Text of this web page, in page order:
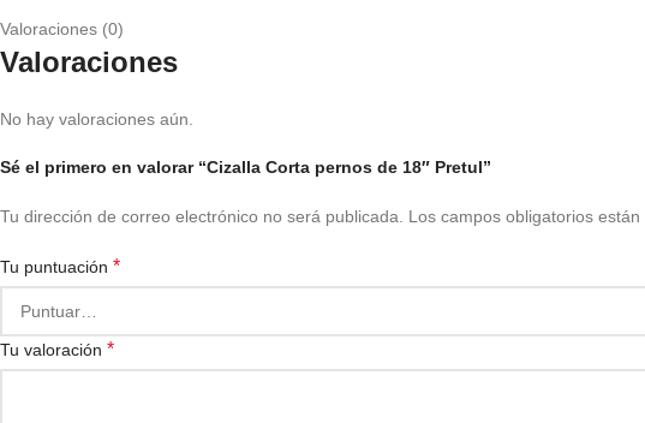
Valoraciones (0)
Valoraciones
No hay valoraciones aún.
Sé el primero en valorar “Cizalla Corta pernos de 18″ Pretul”
Tu dirección de correo electrónico no será publicada. Los campos obligatorios
Tu puntuación *
Tu valoración *